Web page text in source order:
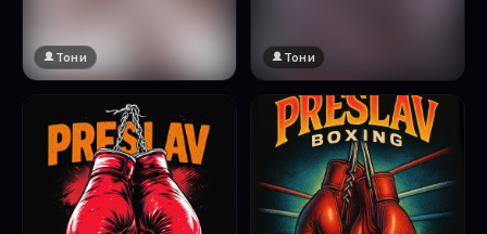
Натисни за преглед
Тони
🔞 18+
Натисни за преглед
Тони